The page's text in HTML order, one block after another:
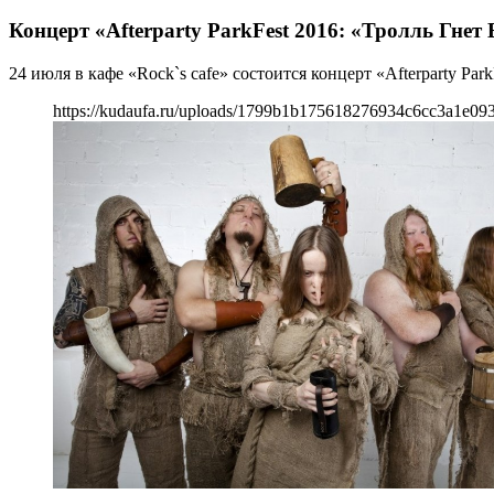
Концерт «Afterparty ParkFest 2016: «Тролль Гнет
24 июля в кафе «Rock`s cafe» состоится концерт «Afterparty
https://kudaufa.ru/uploads/